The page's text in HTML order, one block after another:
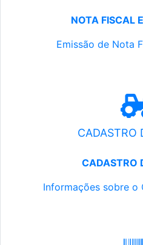
NOTA FISCAL
Emissão de Nota
CADASTRO
CADASTRO
Informações sobre o